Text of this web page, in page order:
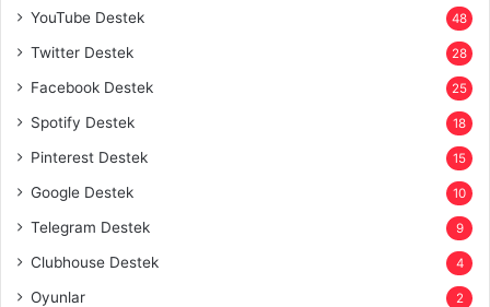
YouTube Destek 48
Twitter Destek 28
Facebook Destek 25
Spotify Destek 18
Pinterest Destek 15
Google Destek 10
Telegram Destek 9
Clubhouse Destek 4
Oyunlar 2